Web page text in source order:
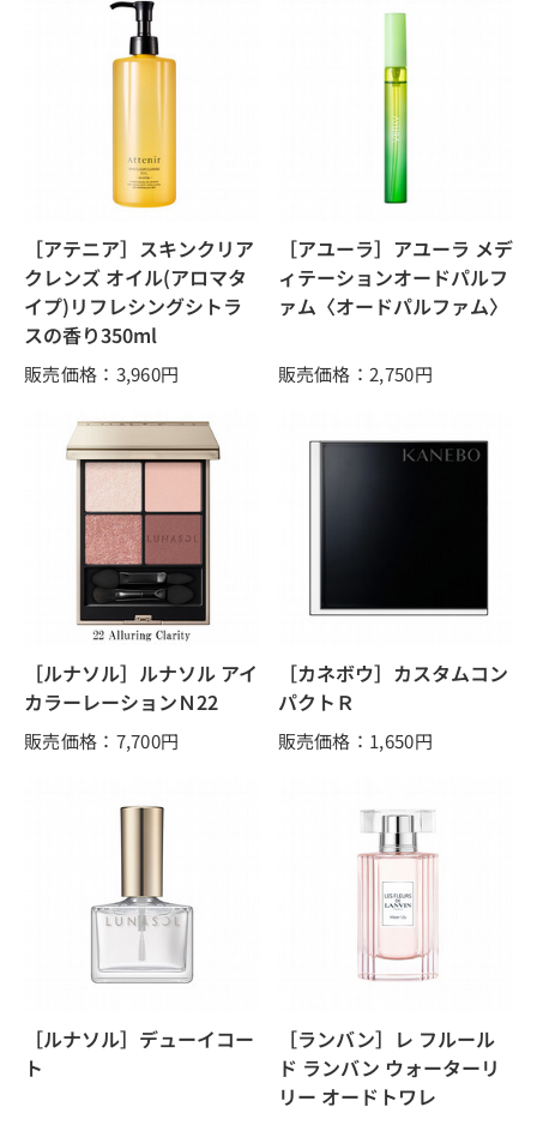
［アテニア］スキンクリア
クレンズ オイル(アロマタ
イプ)リフレシングシトラ
スの香り350ml
販売価格：3,960円
［アユーラ］アユーラ メデ
ィテーションオードパルフ
ァム〈オードパルファム〉
販売価格：2,750円
［ルナソル］ルナソル アイ
カラーレーションＮ22
販売価格：7,700円
［カネボウ］カスタムコン
パクトＲ
販売価格：1,650円
［ルナソル］デューイコー
ト
［ランバン］レ フルール
ド ランバン ウォーターリ
リー オードトワレ